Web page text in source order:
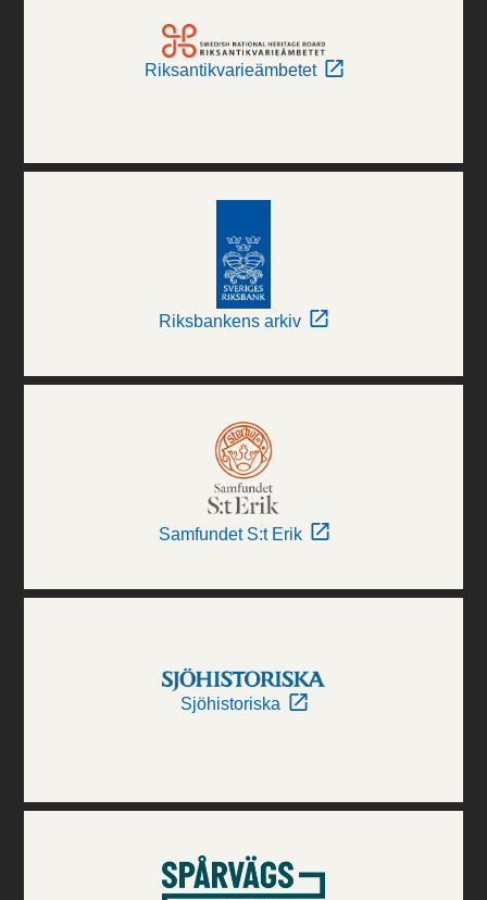
Riksantikvarieämbetet
Riksbankens arkiv
Samfundet S:t Erik
Sjöhistoriska